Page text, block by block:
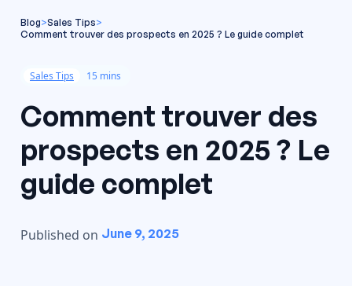
Blog>Sales Tips>
Comment trouver des prospects en 2025 ? Le guide complet
Sales Tips 15 mins
Comment trouver des
prospects en 2025 ? Le
guide complet
Published on June 9, 2025